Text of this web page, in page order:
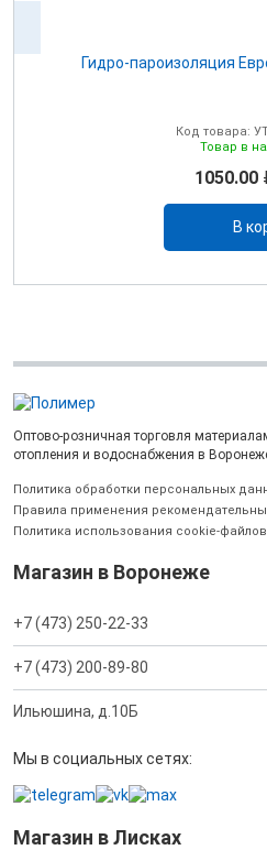
Гидро-пароизоляция
Код товара:
Товар в
1050.00
В
Оптово-розничная торговля
отопления и водоснабжения в
Политика обработки персональных
Правила применения
Политика использования cookie-файлов
Магазин в Воронеже
+7 (473) 250-22-33
+7 (473) 200-89-80
Ильюшина, д.10Б
Мы в социальных сетях:
Магазин в Лисках